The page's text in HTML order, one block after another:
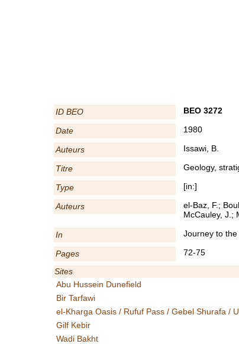
ID BEO BEO 3272
Date 1980
Auteurs Issawi, B.
Titre Geology,
Type [in:]
Auteurs
el-Baz, F.;
McCauley, J.;
In Journey to
Pages
72-75
Sites
Abu Hussein Dunefield
Bir Tarfawi
el-Kharga Oasis / Rufuf Pass / Gebel Shurafa /
Gilf Kebir
Wadi Bakht